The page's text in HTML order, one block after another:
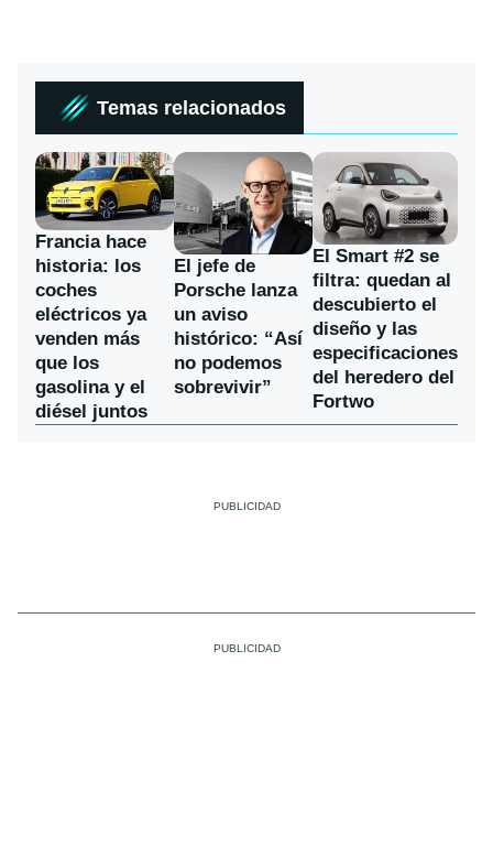
Temas relacionados
Francia hace
historia: los
coches
eléctricos ya
venden más
que los
gasolina y el
diésel juntos
El jefe de
Porsche lanza
un aviso
histórico: “Así
no podemos
sobrevivir”
El Smart #2 se
filtra: quedan al
descubierto el
diseño y las
especificaciones
del heredero del
Fortwo